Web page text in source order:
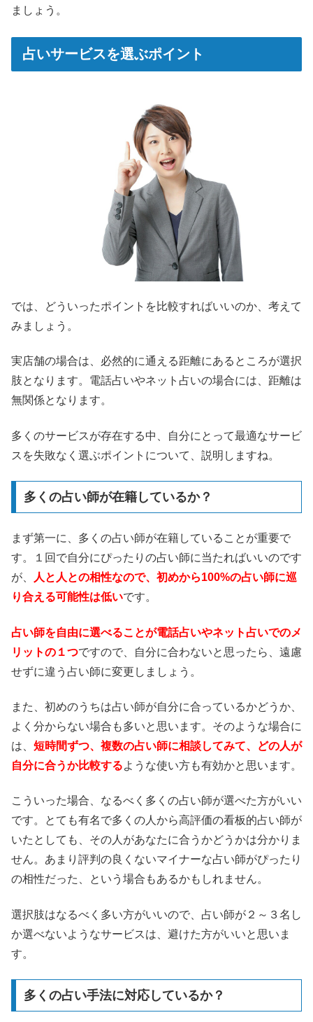
ましょう。
占いサービスを選ぶポイント
では、どういったポイントを比較すればいいのか、考えて
みましょう。
実店舗の場合は、必然的に通える距離にあるところが選択
肢となります。電話占いやネット占いの場合には、距離は
無関係となります。
多くのサービスが存在する中、自分にとって最適なサービ
スを失敗なく選ぶポイントについて、説明しますね。
多くの占い師が在籍しているか？
まず第一に、多くの占い師が在籍していることが重要で
す。１回で自分にぴったりの占い師に当たればいいのです
が、
人と人との相性なので、初めから100%の占い師に巡
り合える可能性は低いです。
占い師を自由に選べることが電話占いやネット占いでのメ
リットの１つですので、自分に合わないと思ったら、遠慮
せずに違う占い師に変更しましょう。
また、初めのうちは占い師が自分に合っているかどうか、
よく分からない場合も多いと思います。そのような場合に
は、 短時間ずつ、複数の占い師に相談してみて、どの人が
自分に合うか比較するような使い方も有効かと思います。
こういった場合、なるべく多くの占い師が選べた方がいい
です。とても有名で多くの人から高評価の看板的占い師が
いたとしても、その人があなたに合うかどうかは分かりま
せん。あまり評判の良くないマイナーな占い師がぴったり
の相性だった、という場合もあるかもしれません。
選択肢はなるべく多い方がいいので、占い師が２～３名し
か選べないようなサービスは、避けた方がいいと思いま
す。
多くの占い手法に対応しているか？